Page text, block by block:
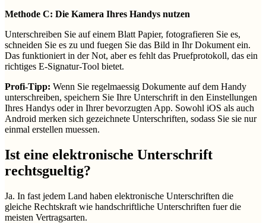
Methode C: Die Kamera Ihres Handys nutzen
Unterschreiben Sie auf einem Blatt Papier, fotografieren Sie es,
schneiden Sie es zu und fuegen Sie das Bild in Ihr Dokument ein.
Das funktioniert in der Not, aber es fehlt das Pruefprotokoll, das ein
richtiges E-Signatur-Tool bietet.
Profi-Tipp: Wenn Sie regelmaessig Dokumente auf dem Handy
unterschreiben, speichern Sie Ihre Unterschrift in den Einstellungen
Ihres Handys oder in Ihrer bevorzugten App. Sowohl iOS als auch
Android merken sich gezeichnete Unterschriften, sodass Sie sie nur
einmal erstellen muessen.
Ist eine elektronische Unterschrift
rechtsgueltig?
Ja. In fast jedem Land haben elektronische Unterschriften die
gleiche Rechtskraft wie handschriftliche Unterschriften fuer die
meisten Vertragsarten.